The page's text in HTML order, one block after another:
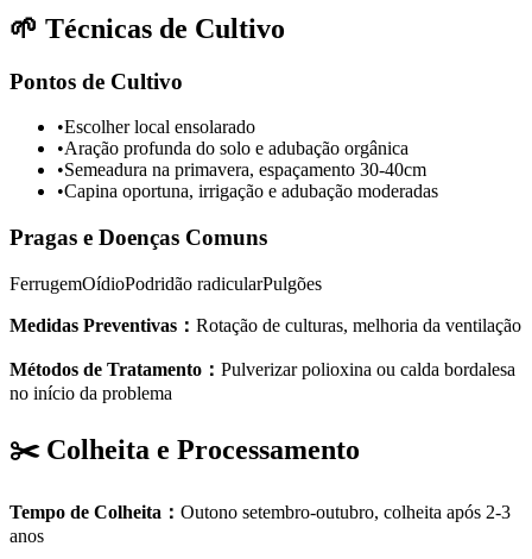
🌱 Técnicas de Cultivo
Pontos de Cultivo
•Escolher local ensolarado
•Aração profunda do solo e adubação orgânica
•Semeadura na primavera, espaçamento 30-40cm
•Capina oportuna, irrigação e adubação moderadas
Pragas e Doenças Comuns
FerrugemOídioPodridão radicularPulgões
Medidas Preventivas ： Rotação de culturas, melhoria da ventilação
Métodos de Tratamento ： Pulverizar polioxina ou calda bordalesa
no início da problema
✂️ Colheita e Processamento
Tempo de Colheita ： Outono setembro-outubro, colheita após 2-3
anos